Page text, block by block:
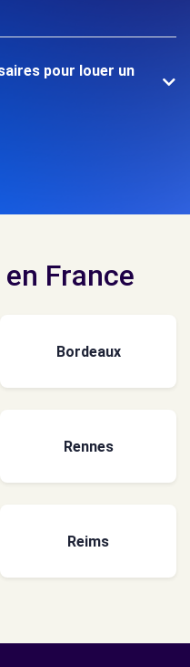
pour louer un
France
Bordeaux
Rennes
Reims